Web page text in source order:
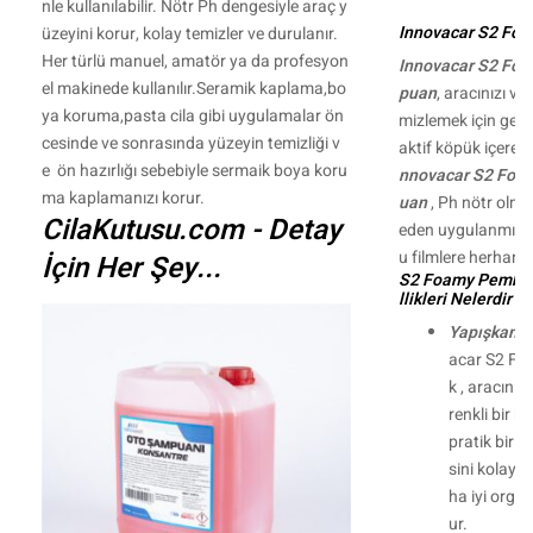
nle kullanılabilir. Nötr Ph dengesiyle araç y
üzeyini korur, kolay temizler ve durulanır.
Her türlü manuel, amatör ya da profesyon
el makinede kullanılır.Seramik kaplama,bo
ya koruma,pasta cila gibi uygulamalar ön
cesinde ve sonrasında yüzeyin temizliği v
e ön hazırlığı sebebiyle sermaik boya koru
ma kaplamanızı korur.
CilaKutusu.com - Detay
İçin Her Şey...
Innovacar S2
Innovacar S2
puan, aracınızı
mizlemek için
aktif köpük içeren
nnovacar S2
uan, Ph nötr
eden
u filmlere
S2 Foamy
llikleri Nelerdir ?
Yapışkan
acar S2
k ,
renkli bir
pratik bir
sini
ha iyi
ur.